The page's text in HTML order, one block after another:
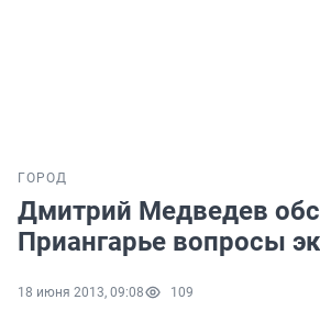
ГОРОД
Дмитрий Медведев
Приангарье вопросы
18 июня 2013, 09:08 109